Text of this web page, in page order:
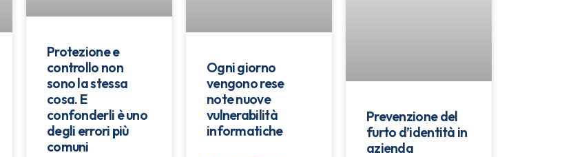
Protezione e
controllo non
sono la stessa
cosa. E
confonderli è uno
degli errori più
comuni
Ogni giorno
vengono rese
note nuove
vulnerabilità
informatiche
Prevenzione del
furto d’identità in
azienda